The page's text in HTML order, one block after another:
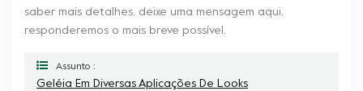
saber mais detalhes, deixe uma mensagem aqui,
responderemos o mais breve possível.
Assunto :
Geléia Em Diversas Aplicações De Looks